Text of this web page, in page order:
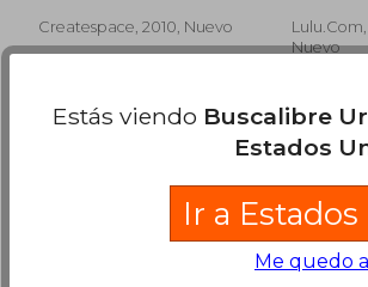
Createspace, 2010, Nuevo
San
Lulu.com,
Nuevo
Estás viendo Buscalibre
Estados
Ir a
Me quedo